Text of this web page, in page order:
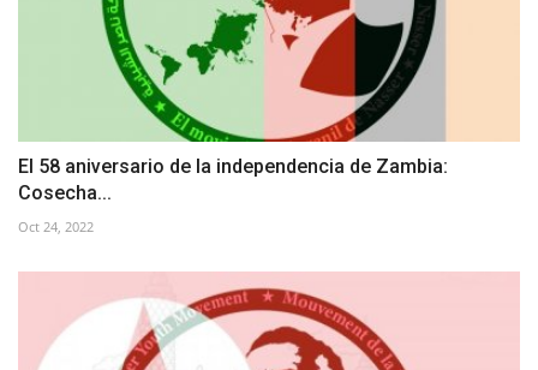
El 58 aniversario de la independencia de Zambia:
Cosecha...
Oct 24, 2022